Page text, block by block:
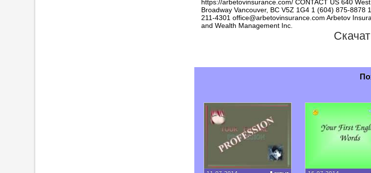
https://arbetovinsurance.com/ CONTACT US 640 West
Broadway Vancouver, BC V5Z 1G4 1 (604) 875-8878
211-4301 office@arbetovinsurance.com Arbetov
and Wealth Management Inc.